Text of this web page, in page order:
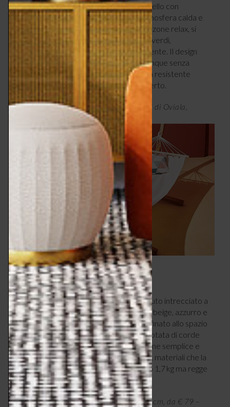
struttura robusta realizzata in legno massello con
certificazione FSC, che conferisce un’atmosfera calda e
naturale. Perfetta per giardini, terrazze o zone relax, si
integra alla perfezione con piante e spazi verdi,
aggiungendo un tocco di armonia all’ambiente. Il design
autoportante permette di collocarla ovunque senza
bisogno di supporti esterni, mentre la tela resistente
garantisce comfort e durata anche all’aperto.
Amaca Manille autoportante in legno FSC di Oviala,
110x300x110h cm, da €199 –
7 – STILE BOHÉMIEN
La propostaVercelli di Beliani, con tessuto intrecciato a
mano e pompon (quest’ultimi a scelta tra beige, azzurro e
blu scuro), dona un tocco bohémien e raffinato allo spazio
relax sia indoor che outdoor. L’amaca è dotata di corde
robuste che ne permettono un’installazione semplice e
sicura. È realizzata in cotone e poliestere, materiali che la
rendono leggera ma resistente: pesa solo 1,7 kg ma regge
fino a 150 kg.
Amaca Vercelli di Beliani, 290x150x0.5h cm, da € 79 –